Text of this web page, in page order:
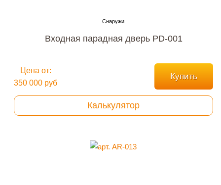
Входная парадная дверь PD-001
Цена от:
350 000 руб
Купить
Калькулятор